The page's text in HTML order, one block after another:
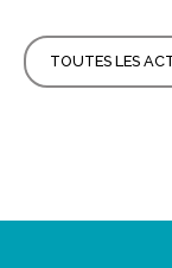
TOUTES LES